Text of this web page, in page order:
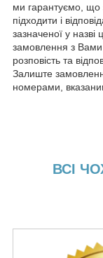
ми гарантуємо, що
підходити і
зазначеної у
замовлення з
розповість та
Залиште
номерами,
ВСІ